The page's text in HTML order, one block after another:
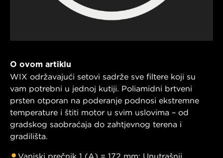
O ovom artiklu
WIX održavajući setovi sadrže sve filtere koji su
vam potrebni u jednoj kutiji. Poliamidni brtveni
prsten otporan na poderanje podnosi ekstremne
temperature i štiti motor u svim uslovima – od
gradskog saobraćaja do zahtjevnog terena i
gradilišta.
Vanjski prečnik 1 (A) = 172 mm; Unutrašnji